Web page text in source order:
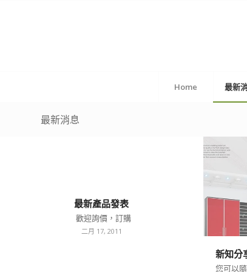
Home 最新
最新消息
最新產品發表
歡迎詢價，訂購
二月 17, 2011
新知分
您可以